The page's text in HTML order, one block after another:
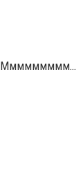
Ммммммммм…